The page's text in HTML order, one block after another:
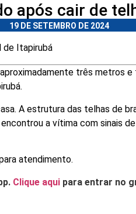
após cair de
19 DE SETEMBRO DE 2024
de Itapirubá
três metros
A estrutura das telhas de
a vítima com sinais
atendimento.
Clique aqui para entrar no